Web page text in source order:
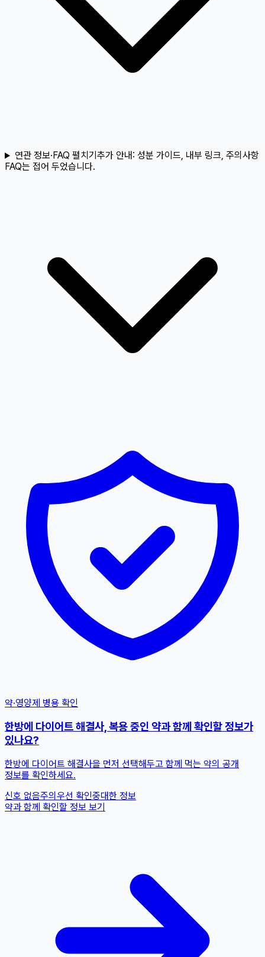
연관 정보·FAQ 펼치기 추가 안내: 성분 가이드, 내부 링크, 주의사항
FAQ는 접어 두었습니다.
약·영양제 병용 확인
한방에 다이어트 해결사, 복용 중인 약과 함께 확인할 정보가
있나요?
한방에 다이어트 해결사을 먼저 선택해두고 함께 먹는 약의 공개
정보를 확인하세요.
신호 없음주의 우선 확인중대한 정보
약과 함께 확인할 정보 보기